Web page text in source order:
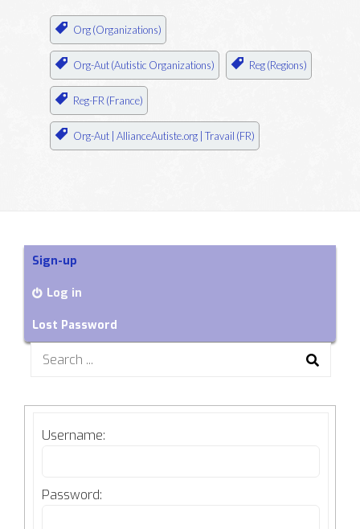
Org (Organizations)
Org-Aut (Autistic Organizations) Reg (Regions)
Reg-FR (France)
Org-Aut | AllianceAutiste.org | Travail (FR)
Sign-up
Log in
Lost Password
Search
Username:
Password: